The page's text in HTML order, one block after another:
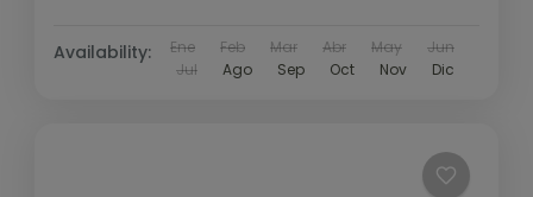
Availability: Ene Feb Mar Abr May
Jun
Jul
Ago Sep Oct Nov Dic